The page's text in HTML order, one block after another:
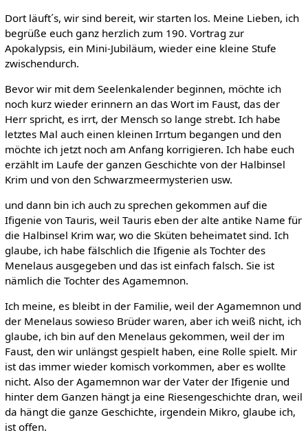
Dort läuft´s, wir sind bereit, wir starten los. Meine Lieben, ich
begrüße euch ganz herzlich zum 190. Vortrag zur
Apokalypsis, ein Mini-Jubiläum, wieder eine kleine Stufe
zwischendurch.
Bevor wir mit dem Seelenkalender beginnen, möchte ich
noch kurz wieder erinnern an das Wort im Faust, das der
Herr spricht, es irrt, der Mensch so lange strebt. Ich habe
letztes Mal auch einen kleinen Irrtum begangen und den
möchte ich jetzt noch am Anfang korrigieren. Ich habe euch
erzählt im Laufe der ganzen Geschichte von der Halbinsel
Krim und von den Schwarzmeermysterien usw.
und dann bin ich auch zu sprechen gekommen auf die
Ifigenie von Tauris, weil Tauris eben der alte antike Name für
die Halbinsel Krim war, wo die Sküten beheimatet sind. Ich
glaube, ich habe fälschlich die Ifigenie als Tochter des
Menelaus ausgegeben und das ist einfach falsch. Sie ist
nämlich die Tochter des Agamemnon.
Ich meine, es bleibt in der Familie, weil der Agamemnon und
der Menelaus sowieso Brüder waren, aber ich weiß nicht, ich
glaube, ich bin auf den Menelaus gekommen, weil der im
Faust, den wir unlängst gespielt haben, eine Rolle spielt. Mir
ist das immer wieder komisch vorkommen, aber es wollte
nicht. Also der Agamemnon war der Vater der Ifigenie und
hinter dem Ganzen hängt ja eine Riesengeschichte dran, weil
da hängt die ganze Geschichte, irgendein Mikro, glaube ich,
ist offen.